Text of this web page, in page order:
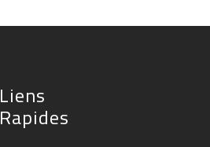
Liens
Rapides